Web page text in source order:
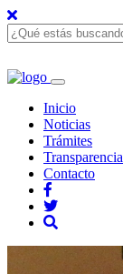
Inicio
Noticias
Trámites
Transparencia
Contacto